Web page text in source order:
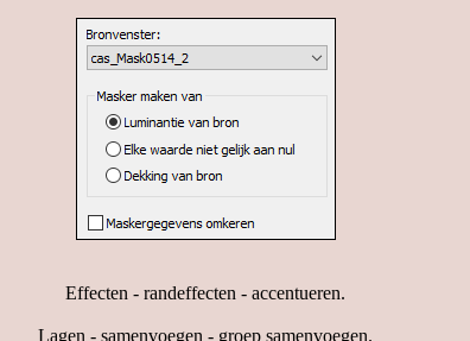
Effecten - randeffecten - accentueren.
Lagen - samenvoegen - groep samenvoegen.